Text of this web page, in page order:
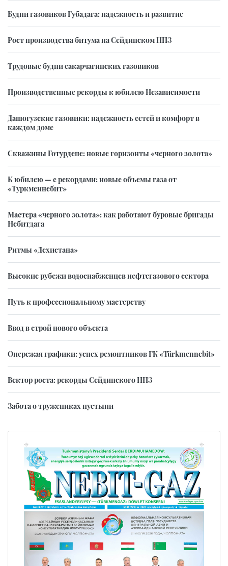
Будни газовиков Губадага: надежность и развитие
Рост производства битума на Сейдинском НПЗ
Трудовые будни сакарчагинских газовиков
Производственные рекорды к юбилею Независимости
Дашогузские газовики: надежность сетей и комфорт в
каждом доме
Скважины Готурдепе: новые горизонты «черного золота»
К юбилею — с рекордами: новые объемы газа от
«Туркменнебит»
Мастера «черного золота»: как работают буровые бригады
Небитдага
Ритмы «Дехистана»
Высокие рубежи водоснабженцев нефтегазового сектора
Путь к профессиональному мастерству
Ввод в строй нового объекта
Опережая графики: успех ремонтников ГК «Türkmennebit»
Вектор роста: рекорды Сейдинского НПЗ
Забота о тружениках пустыни